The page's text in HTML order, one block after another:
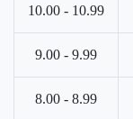
10.00 - 10.99
9.00 - 9.99
8.00 - 8.99